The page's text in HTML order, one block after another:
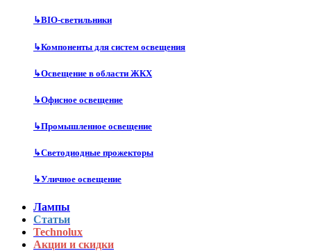
↳BIO-светильники
↳Компоненты для систем освещения
↳Освещение в области ЖКХ
↳Офисное освещение
↳Промышленное освещение
↳Светодиодные прожекторы
↳Уличное освещение
Лампы
Статьи
Technolux
Акции и скидки